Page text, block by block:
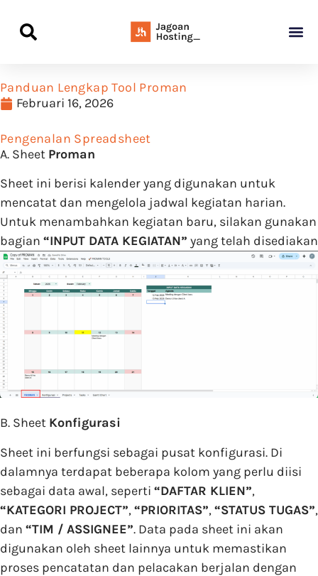
Panduan Lengkap Tool Proman
Februari 16, 2026
Pengenalan Spreadsheet
A. Sheet Proman
Sheet ini berisi kalender yang digunakan untuk
mencatat dan mengelola jadwal kegiatan harian.
Untuk menambahkan kegiatan baru, silakan gunakan
bagian “INPUT DATA KEGIATAN” yang telah disediakan
B. Sheet Konfigurasi
Sheet ini berfungsi sebagai pusat konfigurasi. Di
dalamnya terdapat beberapa kolom yang perlu diisi
sebagai data awal, seperti “DAFTAR KLIEN”,
“KATEGORI PROJECT”,“PRIORITAS”,“STATUS TUGAS”,
dan “TIM / ASSIGNEE”. Data pada sheet ini akan
digunakan oleh sheet lainnya untuk memastikan
proses pencatatan dan pelacakan berjalan dengan